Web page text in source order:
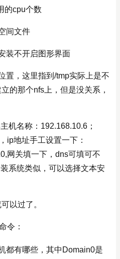
的cpu个数
间文件
装不开启图形界面
置，这里指到/tmp实际上是不
的那个nfs上，但是没关系，
机名称：192.168.10.6；
ip地址手工设置一下：
网关填一下，dns可填可不
系统类似，可以选择文本安
以过了。
令：
都有哪些，其中Domain0是